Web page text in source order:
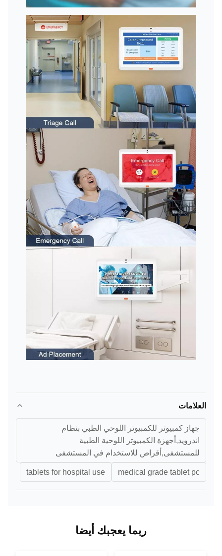
العلامات
جهاز كمبيوتر للكمبيوتر اللوحي الطبي بنظام
اندرويد,أجهزة الكمبيوتر اللوحية الطبية
للمستشفى,أقراص للاستخدام في المستشفى
medical grade tablet pc
tablets for hospital use
ربما يعجبك أيضا